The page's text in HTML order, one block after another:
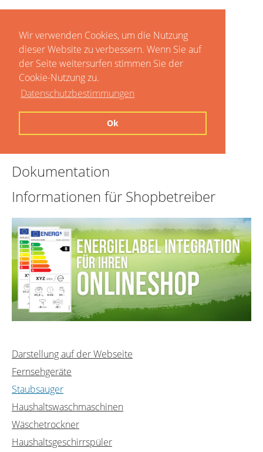
Wir verwenden Cookies, um die Nutzung
dieser Website zu verbessern. Wenn Sie auf
der Seite weitersurfen stimmen Sie der
Cookie-Nutzung zu.
Datenschutzbestimmungen
Ok
Dokumentation
Informationen für Shopbetreiber
Darstellung auf der Webseite
Fernsehgeräte
Staubsauger
Haushaltswaschmaschinen
Wäschetrockner
Haushaltsgeschirrspüler